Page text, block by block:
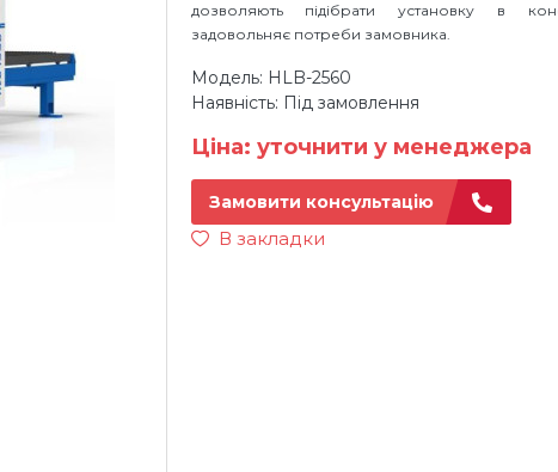
дозволяють підібрати установку в
задовольняє потреби замовника.
Модель: HLB-2560
Наявність: Під замовлення
Ціна: уточнити у менеджера
Замовити консультацію
В закладки